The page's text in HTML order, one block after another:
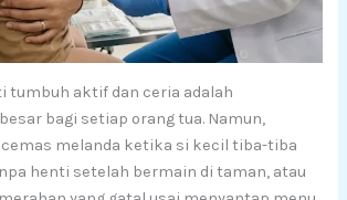
tumbuh aktif dan ceria adalah
bagi setiap orang tua. Namun,
cemas melanda ketika si kecil tiba-tiba
henti setelah bermain di taman, atau